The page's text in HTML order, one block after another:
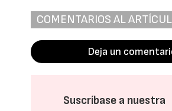
COMENTARIOS AL
Deja un
Suscríbase a nuestra